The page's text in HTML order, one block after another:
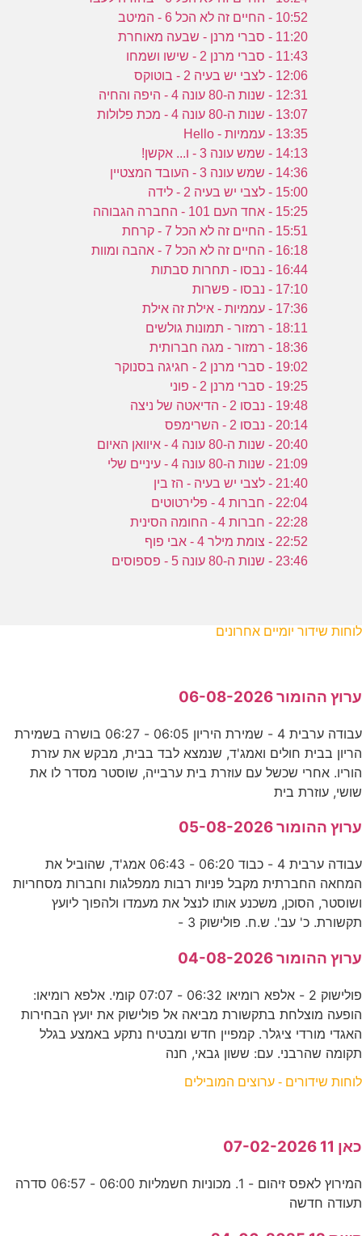
10:52 - החיים זה לא הכל 6 - המיטב
11:20 - סברי מרנן - שבעה מאוחרת
11:43 - סברי מרנן 2 - שישו ושמחו
12:06 - לצבי יש בעיה 2 - בוטוקס
12:31 - שנות ה-80 עונה 4 - היפה והחיה
13:07 - שנות ה-80 עונה 4 - מכת פלולות
13:35 - עממיות - Hello
14:13 - שמש עונה 3 - ו... אקשן!
14:36 - שמש עונה 3 - העובד המצטיין
15:00 - לצבי יש בעיה 2 - לידה
15:25 - אחד העם 101 - החברה הגבוהה
15:51 - החיים זה לא הכל 7 - קרחת
16:18 - החיים זה לא הכל 7 - אהבה ומוות
16:44 - נבסו - תחרות סבתות
17:10 - נבסו - פשרות
17:36 - עממיות - אילת זה אילת
18:11 - רמזור - תמונות גולשים
18:36 - רמזור - מגה חברותית
19:02 - סברי מרנן 2 - חגיגה בסנוקר
19:25 - סברי מרנן 2 - פוני
19:48 - נבסו 2 - הדיאטה של ניצה
20:14 - נבסו 2 - השרימפס
20:40 - שנות ה-80 עונה 4 - איוואן האיום
21:09 - שנות ה-80 עונה 4 - עיניים שלי
21:40 - לצבי יש בעיה - הז בין
22:04 - חברות 4 - פלירטוטים
22:28 - חברות 4 - החומה הסינית
22:52 - צומת מילר 4 - אבי פוף
23:46 - שנות ה-80 עונה 5 - פספוסים
לוחות שידור יומיים אחרונים
ערוץ ההומור 06-08-2026
עבודה ערבית 4 - שמירת היריון 06:05 - 06:27 בושרה בשמירת
הריון בבית חולים ואמג'ד, שנמצא לבד בבית, מבקש את עזרת
הוריו. אחרי שכשל עם עוזרת בית ערבייה, שוסטר מסדר לו את
שושי, עוזרת בית
ערוץ ההומור 05-08-2026
עבודה ערבית 4 - כבוד 06:20 - 06:43 אמג'ד, שהוביל את
המחאה החברתית מקבל פניות רבות ממפלגות וחברות מסחריות
ושוסטר, הסוכן, משכנע אותו לנצל את מעמדו ולהפוך ליועץ
תקשורת. כ' עב'. ש.ח. פולישוק 3 -
ערוץ ההומור 04-08-2026
פולישוק 2 - אלפא רומיאו 06:32 - 07:07 קומי. אלפא רומיאו:
הופעה מוצלחת בתקשורת מביאה אל פולישוק את יועץ הבחירות
האגדי מורדי ציגלר. קמפיין חדש ומבטיח נתקע באמצע בגלל
תקומה שהרבני. עם: ששון גבאי, חנה
לוחות שידורים - ערוצים המובילים
כאן 11 07-02-2026
המירוץ לאפס זיהום - 1. מכוניות חשמליות 06:00 - 06:57 סדרה
תעודה חדשה